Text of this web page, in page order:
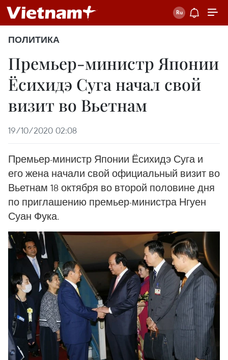
ПОЛИТИКА
Премьер-министр Японии
Ёсихидэ Суга начал свой
визит во Вьетнам
19/10/2020 02:08
Премьер-министр Японии Ёсихидэ Суга и
его жена начали свой официальный визит во
Вьетнам 18 октября во второй половине дня
по приглашению премьер-министра Нгуен
Суан Фука.